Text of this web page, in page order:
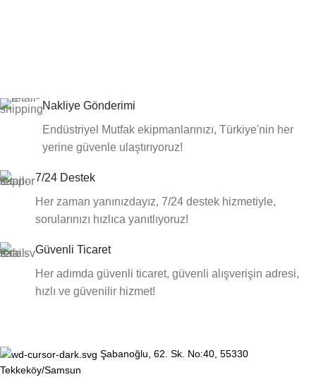
Nakliye Gönderimi
Endüstriyel Mutfak ekipmanlarınızı, Türkiye'nin her
yerine güvenle ulaştırıyoruz!
7/24 Destek
Her zaman yanınızdayız, 7/24 destek hizmetiyle,
sorularınızı hızlıca yanıtlıyoruz!
Güvenli Ticaret
Her adımda güvenli ticaret, güvenli alışverişin adresi,
hızlı ve güvenilir hizmet!
Şabanoğlu, 62. Sk. No:40, 55330
Tekkeköy/Samsun